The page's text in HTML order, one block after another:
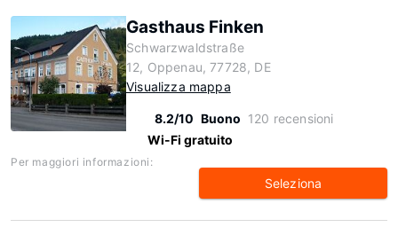
Gasthaus Finken
Schwarzwaldstraße
12, Oppenau, 77728, DE
Visualizza mappa
8.2/10 Buono 120 recensioni
Wi-Fi gratuito
Per maggiori informazioni:
Seleziona